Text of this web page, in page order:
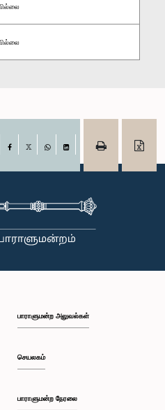
Facebook
பாராளுமன்ற அலுவல்கள்
செயலகம்
பாராளுமன்ற நேரலை